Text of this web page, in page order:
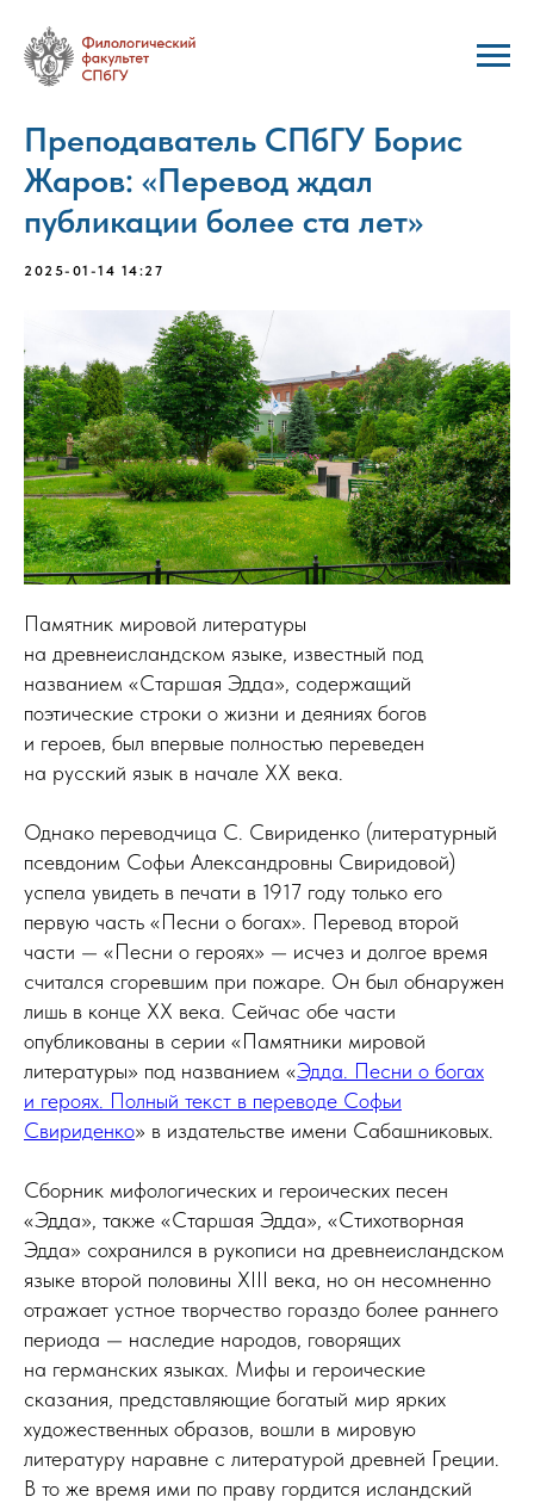
Преподаватель СПбГУ Борис
Жаров: «Перевод ждал
публикации более ста лет»
2025-01-14 14:27
Памятник мировой литературы
на древнеисландском языке, известный под
названием «Старшая Эдда», содержащий
поэтические строки о жизни и деяниях богов
и героев, был впервые полностью переведен
на русский язык в начале ХХ века.
Однако переводчица С. Свириденко (литературный
псевдоним Софьи Александровны Свиридовой)
успела увидеть в печати в 1917 году только его
первую часть «Песни о богах». Перевод второй
части — «Песни о героях» — исчез и долгое время
считался сгоревшим при пожаре. Он был обнаружен
лишь в конце ХХ века. Сейчас обе части
опубликованы в серии «Памятники мировой
литературы» под названием «Эдда. Песни о богах
и героях. Полный текст в переводе Софьи
Свириденко» в издательстве имени Сабашниковых.
Сборник мифологических и героических песен
«Эдда», также «Старшая Эдда», «Стихотворная
Эдда» сохранился в рукописи на древнеисландском
языке второй половины XIII века, но он несомненно
отражает устное творчество гораздо более раннего
периода — наследие народов, говорящих
на германских языках. Мифы и героические
сказания, представляющие богатый мир ярких
художественных образов, вошли в мировую
литературу наравне с литературой древней Греции.
В то же время ими по праву гордится исландский